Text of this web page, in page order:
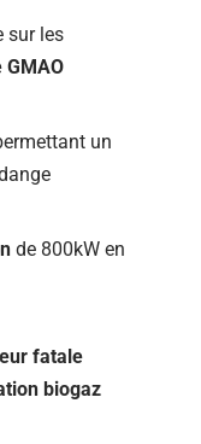
sur les
GMAO
un
de 800kW en
fatale
biogaz